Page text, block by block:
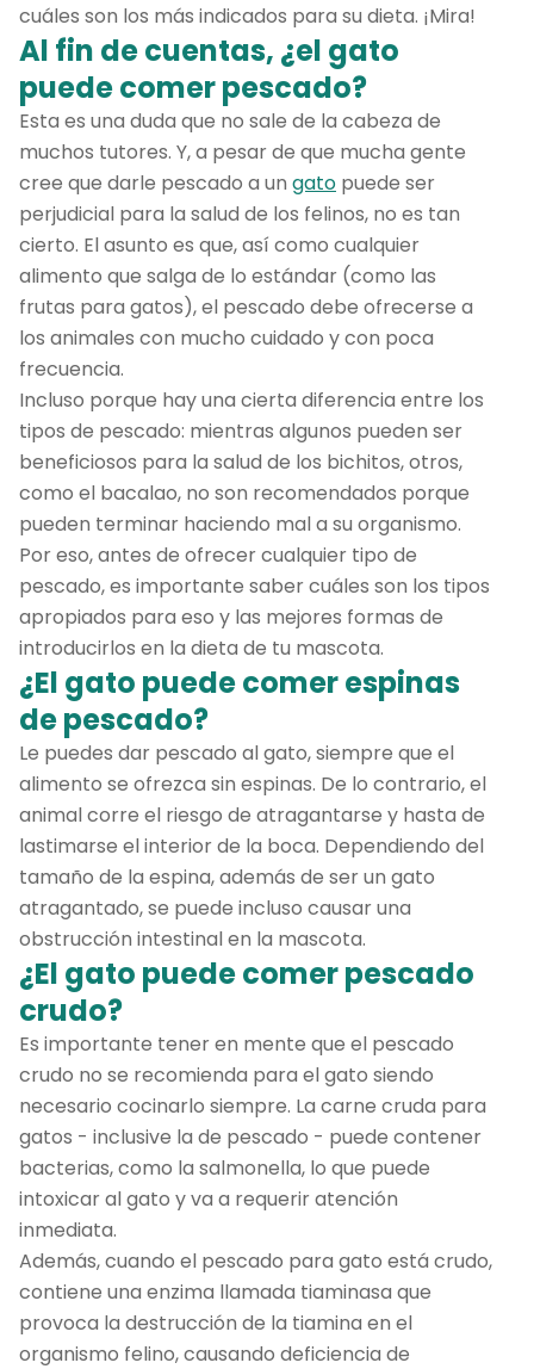
cuáles son los más indicados para su dieta. ¡Mira!
Al fin de cuentas, ¿el gato
puede comer pescado?
Esta es una duda que no sale de la cabeza de
muchos tutores. Y, a pesar de que mucha gente
cree que darle pescado a un gato puede ser
perjudicial para la salud de los felinos, no es tan
cierto. El asunto es que, así como cualquier
alimento que salga de lo estándar (como las
frutas para gatos), el pescado debe ofrecerse a
los animales con mucho cuidado y con poca
frecuencia.
Incluso porque hay una cierta diferencia entre los
tipos de pescado: mientras algunos pueden ser
beneficiosos para la salud de los bichitos, otros,
como el bacalao, no son recomendados porque
pueden terminar haciendo mal a su organismo.
Por eso, antes de ofrecer cualquier tipo de
pescado, es importante saber cuáles son los tipos
apropiados para eso y las mejores formas de
introducirlos en la dieta de tu mascota.
¿El gato puede comer espinas
de pescado?
Le puedes dar pescado al gato, siempre que el
alimento se ofrezca sin espinas. De lo contrario, el
animal corre el riesgo de atragantarse y hasta de
lastimarse el interior de la boca. Dependiendo del
tamaño de la espina, además de ser un gato
atragantado, se puede incluso causar una
obstrucción intestinal en la mascota.
¿El gato puede comer pescado
crudo?
Es importante tener en mente que el pescado
crudo no se recomienda para el gato siendo
necesario cocinarlo siempre. La carne cruda para
gatos - inclusive la de pescado - puede contener
bacterias, como la salmonella, lo que puede
intoxicar al gato y va a requerir atención
inmediata.
Además, cuando el pescado para gato está crudo,
contiene una enzima llamada tiaminasa que
provoca la destrucción de la tiamina en el
organismo felino, causando deficiencia de